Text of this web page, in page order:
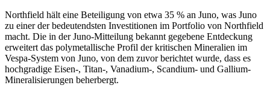
Northfield hält eine Beteiligung von etwa 35 % an Juno, was Juno
zu einer der bedeutendsten Investitionen im Portfolio von Northfield
macht. Die in der Juno-Mitteilung bekannt gegebene Entdeckung
erweitert das polymetallische Profil der kritischen Mineralien im
Vespa-System von Juno, von dem zuvor berichtet wurde, dass es
hochgradige Eisen-, Titan-, Vanadium-, Scandium- und Gallium-
Mineralisierungen beherbergt.